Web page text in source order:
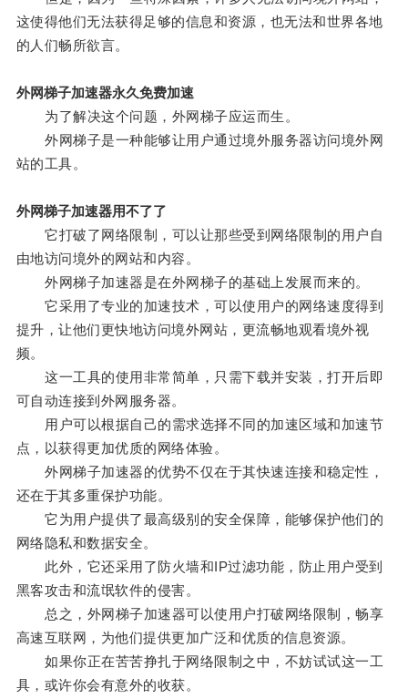
这使得他们无法获得足够的信息和资源，也无法和世界各地
的人们畅所欲言。
外网梯子加速器永久免费加速
为了解决这个问题，外网梯子应运而生。
外网梯子是一种能够让用户通过境外服务器访问境外网
站的工具。
外网梯子加速器用不了了
它打破了网络限制，可以让那些受到网络限制的用户自
由地访问境外的网站和内容。
外网梯子加速器是在外网梯子的基础上发展而来的。
它采用了专业的加速技术，可以使用户的网络速度得到
提升，让他们更快地访问境外网站，更流畅地观看境外视
频。
这一工具的使用非常简单，只需下载并安装，打开后即
可自动连接到外网服务器。
用户可以根据自己的需求选择不同的加速区域和加速节
点，以获得更加优质的网络体验。
外网梯子加速器的优势不仅在于其快速连接和稳定性，
还在于其多重保护功能。
它为用户提供了最高级别的安全保障，能够保护他们的
网络隐私和数据安全。
此外，它还采用了防火墙和IP过滤功能，防止用户受到
黑客攻击和流氓软件的侵害。
总之，外网梯子加速器可以使用户打破网络限制，畅享
高速互联网，为他们提供更加广泛和优质的信息资源。
如果你正在苦苦挣扎于网络限制之中，不妨试试这一工
具，或许你会有意外的收获。